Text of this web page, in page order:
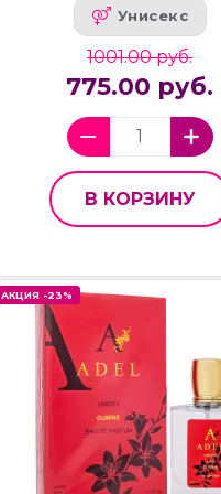
Унисекс
1001.00 руб.
775.00 руб.
В КОРЗИНУ
АКЦИЯ -23%
АКЦИЯ -23%